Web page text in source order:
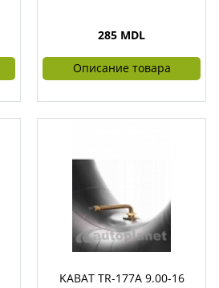
285 MDL
Описание товара
KABAT TR-177A 9.00-16